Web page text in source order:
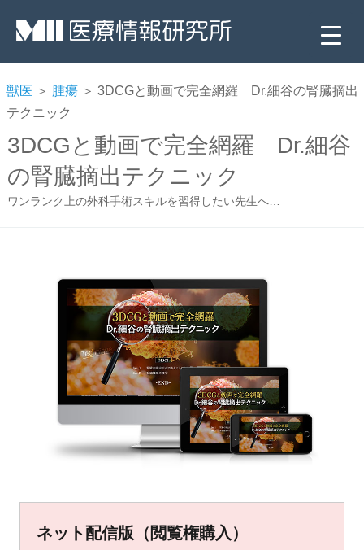
獣医 ＞ 腫瘍 ＞ 3DCGと動画で完全網羅 Dr.細谷の腎臓摘出
テクニック
3DCGと動画で完全網羅 Dr.細谷
の腎臓摘出テクニック
ワンランク上の外科手術スキルを習得したい先生へ…
ネット配信版（閲覧権購入）